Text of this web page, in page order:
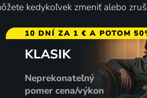
kedykoľvek zmeniť alebo
10 DNÍ ZA 1 € A POTOM
KLASIK
Neprekonateľný
pomer cena/výkon